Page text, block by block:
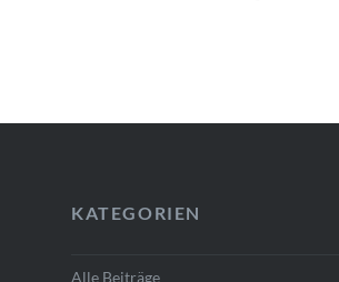
KATEGORIEN
Alle Beiträge